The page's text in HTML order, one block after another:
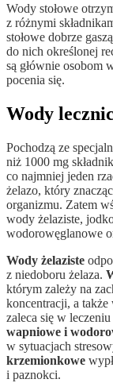
Wody stołowe
z różnymi
stołowe dobrze
do nich określonej
są głównie osobom
pocenia się.
Wody
Pochodzą ze
niż 1000 mg
co najmniej jeden
żelazo, który
organizmu. Zatem
wody żelaziste,
wodorowęglanowe
Wody żelaziste
z niedoboru żelaza.
którym zależy na
koncentracji, a
zaleca się w
wapniowe i
w sytuacjach
krzemionkowe
i paznokci.